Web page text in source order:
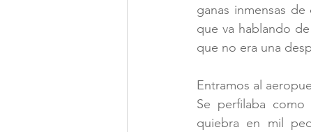
ganas inmensas
que va hablando
que no era una
Entramos al
Se perfilaba
quiebra en mil